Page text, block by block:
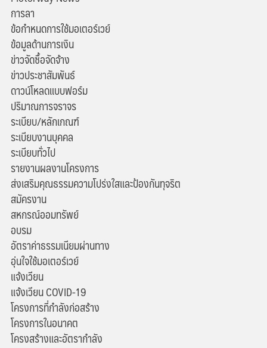
การลา
ข้อกำหนดการใช้มอเตอร์เวย์
ข้อมูลด้านการเงิน
ข่าวจัดซื้อจัดจ้าง
ข่าวประชาสัมพันธ์
ดาวน์โหลดแบบฟอร์ม
ปริมาณการจราจร
ระเบียบ/หลักเกณฑ์
ระเบียบงานบุคคล
ระเบียบทั่วไป
รายงานผลงานโครงการ
ส่งเสริมคุณธรรมความโปร่งใสและป้องกันทุจริต
สมัครงาน
สหกรณ์ออมทรัพย์
อบรม
อัตราค่าธรรมเนียมผ่านทาง
อุ่นใจใช้มอเตอร์เวย์
แจ้งเวียน
แจ้งเวียน COVID-19
โครงการที่กำลังก่อสร้าง
โครงการในอนาคต
โครงสร้างและอัตรากำลัง